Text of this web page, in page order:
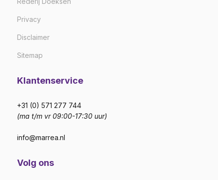
Privacy
Disclaimer
Sitemap
Klantenservice
+31 (0) 571 277 744
(ma t/m vr 09:00-17:30 uur)
info@marrea.nl
Volg ons